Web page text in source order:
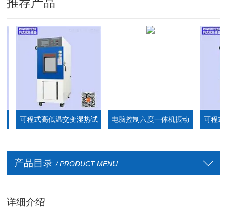
可程式高低温交变湿热试 电脑控制六度一体机振动 可程式高
产品目录 / PRODUCT MENU
详细介绍